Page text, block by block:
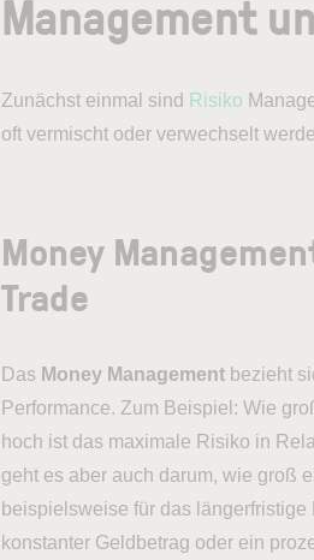
Management
Zunächst einmal sind Risiko
oft vermischt oder verwechselt
Money
Trade
Das Money Managementbezieht
Performance. Zum Beispiel: Wie
hoch ist das maximale Risiko in
geht es aber auch darum, wie groß
beispielsweise für das
konstanter Geldbetrag oder ein